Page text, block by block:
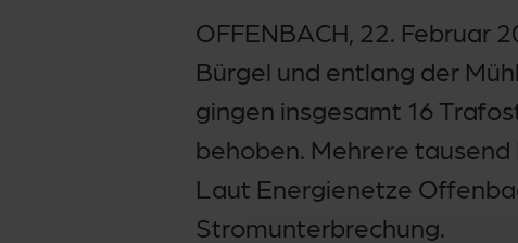
OFFENBACH, 22. Februar
Bürgel und entlang der
gingen insgesamt 16
behoben. Mehrere
Laut Energienetze
Stromunterbrechung.